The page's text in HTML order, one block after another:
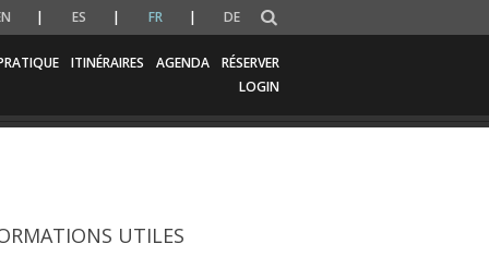
ES FR DE
ITINÉRAIRES AGENDA
RÉSERVER
LOGIN
UTILES